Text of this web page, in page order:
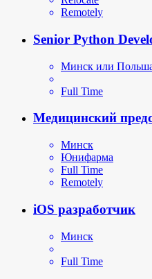
Remotely
Senior Python
Минск или
Full Time
Медицинский
Минск
Юнифарма
Full Time
Remotely
iOS разработчик
Минск
Full Time